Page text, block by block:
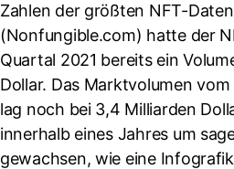
Zahlen der größten NFT-
(Nonfungible.com) hatte der
Quartal 2021 bereits ein
Dollar. Das Marktvolumen
lag noch bei 3,4 Milliarden
innerhalb eines Jahres um
gewachsen, wie eine